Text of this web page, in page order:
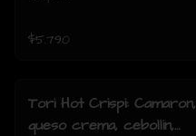
$5.790
Tori Hot Crispi: Camaron,
queso crema, cebollin,